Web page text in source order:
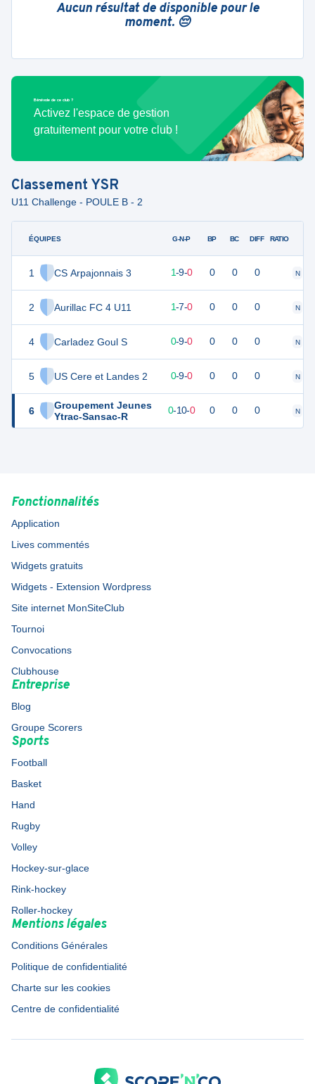
Aucun résultat de disponible pour le
moment. 😔
Bénévole de ce club ?
Activez l'espace de gestion
gratuitement pour votre club !
Classement YSR
U11 Challenge - POULE B - 2
ÉQUIPES
1 CS Arpajonnais 3
2 Aurillac FC 4 U11
4 Carladez Goul S
5 US Cere et Landes 2
6
Groupement Jeunes
Ytrac-Sansac-R
G-N-P BP BC DIFF RATIO
0 1-9-0 0 0 0 N
0 1-7-0 0 0 0 N
0 0-9-0 0 0 0 N
0 10 0-9-0 0 0 0 N
0 10 0-10-0 0 0 0 N
Fonctionnalités
Application
Lives commentés
Widgets gratuits
Widgets - Extension Wordpress
Site internet MonSiteClub
Tournoi
Convocations
Clubhouse
Entreprise
Blog
Groupe Scorers
Sports
Football
Basket
Hand
Rugby
Volley
Hockey-sur-glace
Rink-hockey
Roller-hockey
Mentions légales
Conditions Générales
Politique de confidentialité
Charte sur les cookies
Centre de confidentialité